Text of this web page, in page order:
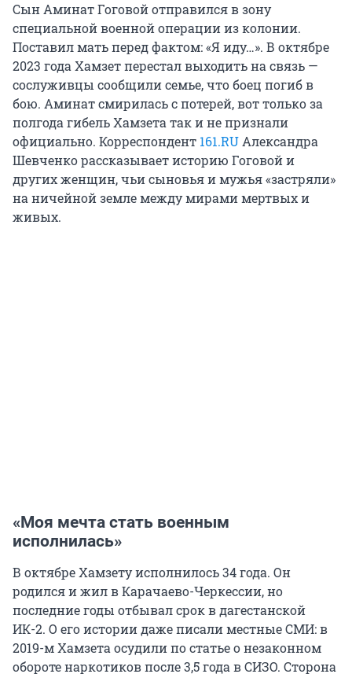
Сын Аминат Гоговой отправился в зону
специальной военной операции из колонии.
Поставил мать перед фактом: «Я иду…». В октябре
2023 года Хамзет перестал выходить на связь —
сослуживцы сообщили семье, что боец погиб в
бою. Аминат смирилась с потерей, вот только за
полгода гибель Хамзета так и не признали
официально. Корреспондент 161.RUАлександра
Шевченко рассказывает историю Гоговой и
других женщин, чьи сыновья и мужья «застряли»
на ничейной земле между мирами мертвых и
живых.
«Моя мечта стать военным
исполнилась»
В октябре Хамзету исполнилось 34 года. Он
родился и жил в Карачаево-Черкессии, но
последние годы отбывал срок в дагестанской
ИК-2. О его истории даже писали местные СМИ: в
2019-м Хамзета осудили по статье о незаконном
обороте наркотиков после 3,5 года в СИЗО. Сторона